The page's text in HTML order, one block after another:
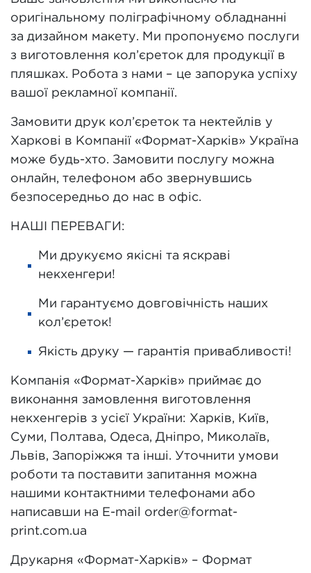
оригінальному поліграфічному обладнанні
за дизайном макету. Ми пропонуємо послуги
з виготовлення кол’єреток для продукції в
пляшках. Робота з нами – це запорука успіху
вашої рекламної компанії.
Замовити друк кол’єреток та нектейлів у
Харкові в Компанії «Формат-Харків» Україна
може будь-хто. Замовити послугу можна
онлайн, телефоном або звернувшись
безпосередньо до нас в офіс.
НАШІ ПЕРЕВАГИ:
Ми друкуємо якісні та яскраві
некхенгери!
Ми гарантуємо довговічність наших
кол’єреток!
Якість друку — гарантія привабливості!
Компанія «Формат-Харків» приймає до
виконання замовлення виготовлення
некхенгерів з усієї України: Харків, Київ,
Суми, Полтава, Одеса, Дніпро, Миколаїв,
Львів, Запоріжжя та інші. Уточнити умови
роботи та поставити запитання можна
нашими контактними телефонами або
написавши на E-mail order@format-
print.com.ua
Друкарня «Формат-Харків» – Формат